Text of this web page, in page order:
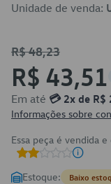
Unidade de venda:
R$ 48,23
R$ 43,51
Em até 💳 2x de R$
Informações sobre
Essa peça é vendida
Estoque: Baixo